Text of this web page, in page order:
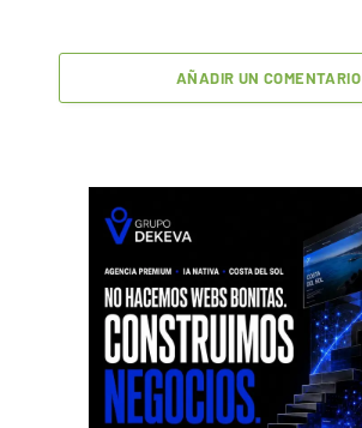
AÑADIR UN COMENTARIO